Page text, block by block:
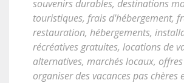
souvenirs durables, destinations
touristiques, frais d'hébergement,
restauration, hébergements,
récréatives gratuites, locations de
alternatives, marchés locaux,
organiser des vacances pas chères